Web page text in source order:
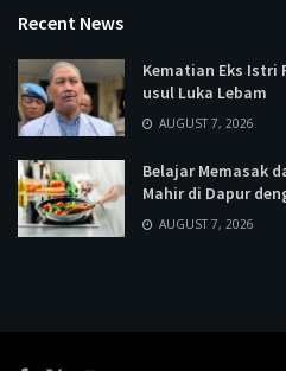
Recent News
Kematian Eks Istri
usul Luka Lebam
AUGUST 7, 2026
Belajar Memasak
Mahir di Dapur
AUGUST 7, 2026